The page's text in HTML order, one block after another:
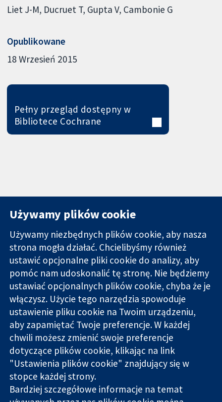
Liet J-M Ducruet T Gupta V Cambonie G
Opublikowane
18 Wrzesień 2015
Pełny przegląd dostępny w
Bibliotece Cochrane
Wiarygodne dane
naukowe.
Świadome
decyzje.
Lepsze zdrowie.
11-13 Cavendish
Square
Londyn
W1G 0AN
Wielka Brytania
Kontakt
Nowości
Biuro
prasowe
O nas
Praca
Cochrane
Library
Cochrane Collaboration to organizacja charytatywna (nr
1045921) i spółka z ograniczoną odpowiedzialnością (nr
03044323) zarejestrowana w Anglii i Walii. Numer rejestracyjny
Używamy plików cookie
Używamy niezbędnych plików cookie, aby nasza
strona mogła działać. Chcielibyśmy również
ustawić opcjonalne pliki cookie do analizy, aby
pomóc nam udoskonalić tę stronę. Nie będziemy
ustawiać opcjonalnych plików cookie, chyba że je
włączysz. Użycie tego narzędzia spowoduje
ustawienie pliku cookie na Twoim urządzeniu,
aby zapamiętać Twoje preferencje. W każdej
chwili możesz zmienić swoje preferencje
dotyczące plików cookie, klikając na link
"Ustawienia plików cookie" znajdujący się w
stopce każdej strony.
Bardziej szczegółowe informacje na temat